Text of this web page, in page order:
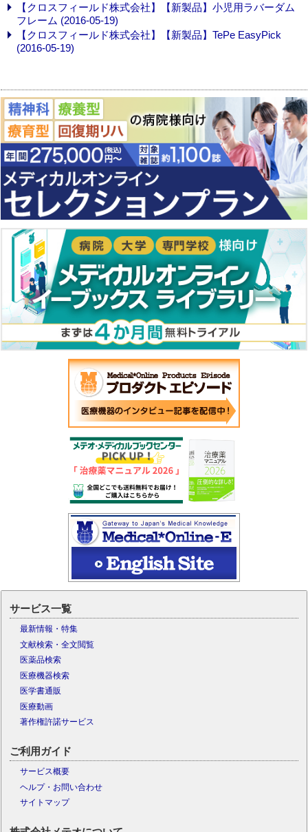
【クロスフィールド株式会社】【新製品】小児用ラバーダム
フレーム (2016-05-19)
【クロスフィールド株式会社】【新製品】TePe EasyPick
(2016-05-19)
サービス一覧
最新情報・特集
文献検索・全文閲覧
医薬品検索
医療機器検索
医学書通販
医療動画
著作権許諾サービス
ご利用ガイド
サービス概要
ヘルプ・お問い合わせ
サイトマップ